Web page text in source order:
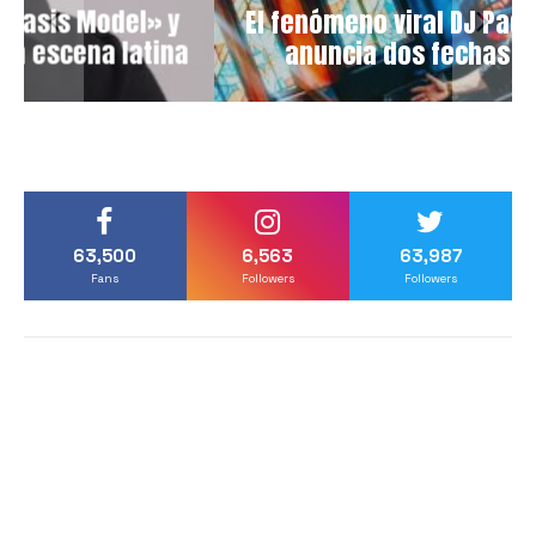
El fenómeno viral DJ Padre Guilherme
anuncia dos fechas en México
63,500
Fans
6,563
Followers
63,987
Followers